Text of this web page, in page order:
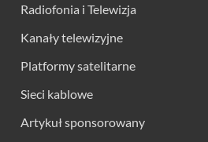
Radiofonia i Telewizja
Kanały telewizyjne
Platformy satelitarne
Sieci kablowe
Artykuł sponsorowany